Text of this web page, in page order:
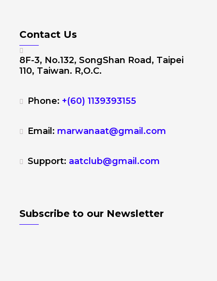
Contact Us
8F-3, No.132, SongShan Road, Taipei
110, Taiwan. R,O.C.
Phone: +(60) 1139393155
Email: marwanaat@gmail.com
Support: aatclub@gmail.com
Subscribe to our Newsletter